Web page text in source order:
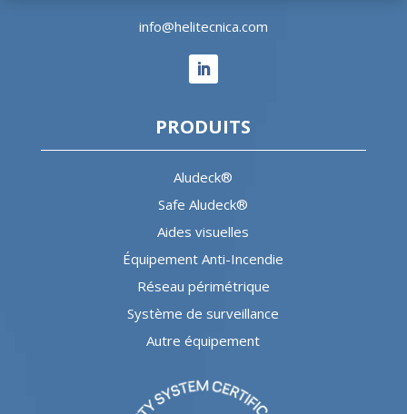
info@helitecnica.com
PRODUITS
Aludeck®
Safe Aludeck®
Aides visuelles
Équipement Anti-Incendie
Réseau périmétrique
Système de surveillance
Autre équipement